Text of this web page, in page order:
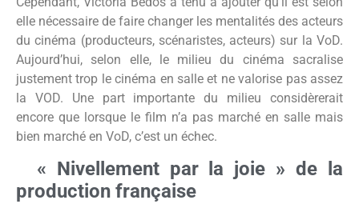
elle nécessaire de faire changer les mentalités des acteurs
du cinéma (producteurs, scénaristes, acteurs) sur la VoD.
Aujourd’hui, selon elle, le milieu du cinéma sacralise
justement trop le cinéma en salle et ne valorise pas assez
la VOD. Une part importante du milieu considèrerait
encore que lorsque le film n’a pas marché en salle mais
bien marché en VoD, c’est un échec.
« Nivellement par la joie » de la
production française